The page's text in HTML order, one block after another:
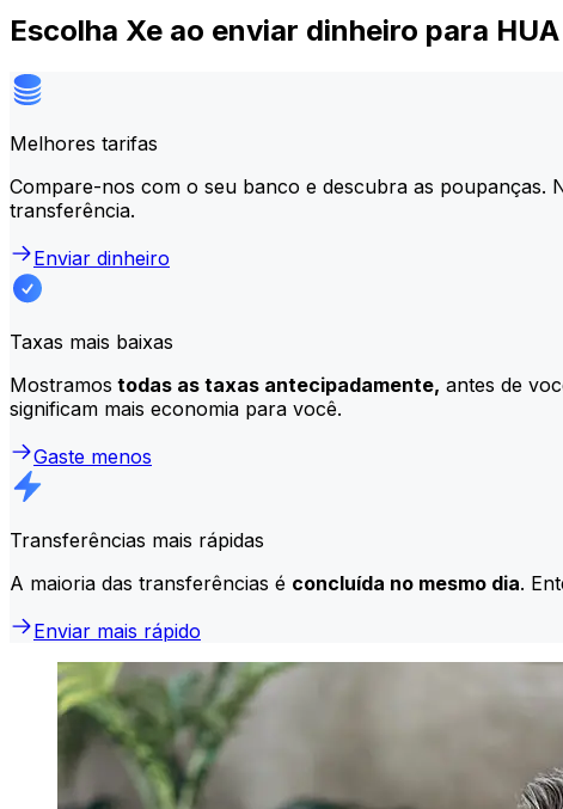
Escolha Xe ao enviar dinheiro para
Melhores tarifas
Compare-nos com o seu banco e descubra as poupanças.
transferência.
Enviar dinheiro
Taxas mais baixas
Mostramos todas as taxas antecipadamente, antes de
significam mais economia para você.
Gaste menos
Transferências mais rápidas
A maioria das transferências é concluída no mesmo dia.
Enviar mais rápido